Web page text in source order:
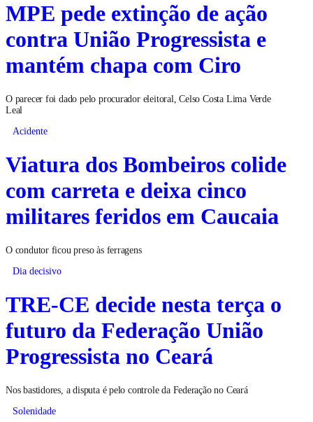
MPE pede extinção de ação
contra União Progressista e
mantém chapa com Ciro
O parecer foi dado pelo procurador eleitoral, Celso Costa Lima Verde
Leal
Acidente
Viatura dos Bombeiros colide
com carreta e deixa cinco
militares feridos em Caucaia
O condutor ficou preso às ferragens
Dia decisivo
TRE-CE decide nesta terça o
futuro da Federação União
Progressista no Ceará
Nos bastidores, a disputa é pelo controle da Federação no Ceará
Solenidade